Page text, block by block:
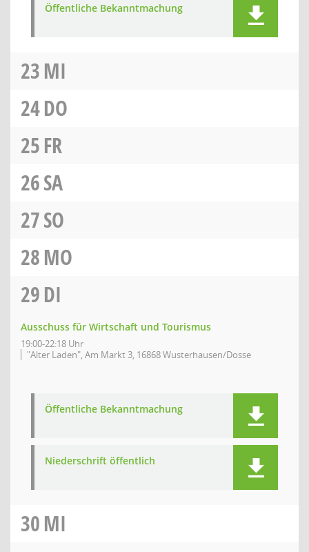
Öffentliche Bekanntmachung
23MI
24DO
25FR
26SA
27SO
28MO
29DI
Ausschuss für Wirtschaft und Tourismus
19:00-22:18 Uhr
"Alter Laden", Am Markt 3, 16868 Wusterhausen/Dosse
Öffentliche Bekanntmachung
Niederschrift öffentlich
30MI